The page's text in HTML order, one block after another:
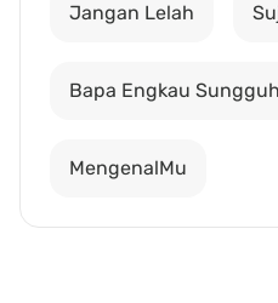
Jangan Lelah
Bapa Engkau
MengenalMu